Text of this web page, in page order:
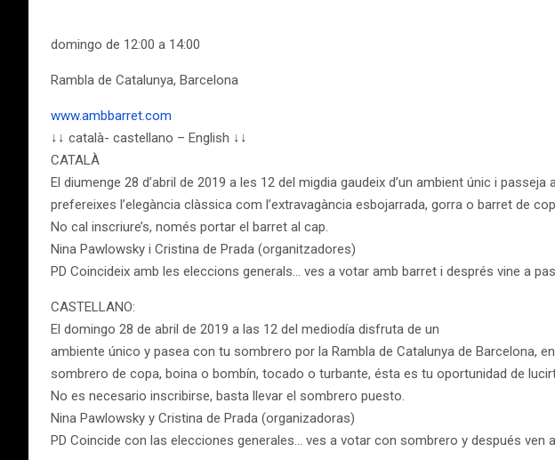
domingo de 12:00 a 14:00
Rambla de Catalunya, Barcelona
www.ambbarret.com
↓↓ català- castellano – English ↓↓
CATALÀ
El diumenge 28 d’abril de 2019 a les 12 del migdia gaudeix d’un ambient únic i
prefereixes l’elegància clàssica com l’extravagància esbojarrada, gorra o barret de
No cal inscriure’s, només portar el barret al cap.
Nina Pawlowsky i Cristina de Prada (organitzadores)
PD Coincideix amb les eleccions generals… ves a votar amb barret i després vine a
CASTELLANO:
El domingo 28 de abril de 2019 a las 12 del mediodía disfruta de un
ambiente único y pasea con tu sombrero por la Rambla de Catalunya de Barcelona,
sombrero de copa, boina o bombín, tocado o turbante, ésta es tu oportunidad de
No es necesario inscribirse, basta llevar el sombrero puesto.
Nina Pawlowsky y Cristina de Prada (organizadoras)
PD Coincide con las elecciones generales… ves a votar con sombrero y después ven